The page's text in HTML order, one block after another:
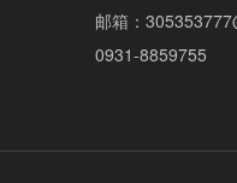
邮箱 ：
0931-8859755